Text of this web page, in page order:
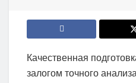
Качественная
залогом точного